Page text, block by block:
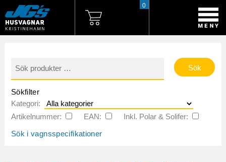
0
efter:
Sökfilter
Kategori:
Artikelnummer:
EAN:
Inkl. Polar & Solifer:
Sök i vagnsspecifikationer